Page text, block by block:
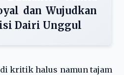
dan Wujudkan
Dairi Unggul
kritik halus namun tajam